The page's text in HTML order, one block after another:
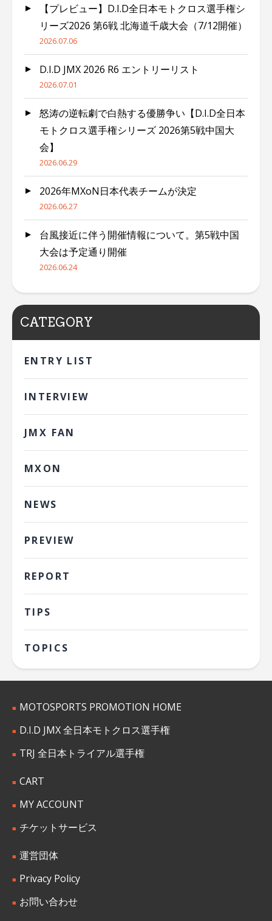
【プレビュー】D.I.D全日本モトクロス選手権シ
リーズ2026 第6戦 北海道千歳大会（7/12開催）
2026.07.06
D.I.D JMX 2026 R6 エントリーリスト
2026.07.01
怒涛の逆転劇で白熱する優勝争い【D.I.D全日本
モトクロス選手権シリーズ 2026第5戦中国大
会】
2026.06.29
2026年MXoN日本代表チームが決定
2026.06.27
台風接近に伴う開催情報について。第5戦中国
大会は予定通り開催
2026.06.24
CATEGORY
ENTRY LIST
INTERVIEW
JMX FAN
MXON
NEWS
PREVIEW
REPORT
TIPS
TOPICS
MOTOSPORTS PROMOTION HOME
D.I.D JMX 全日本モトクロス選手権
TRJ 全日本トライアル選手権
CART
MY ACCOUNT
チケットサービス
運営団体
Privacy Policy
お問い合わせ